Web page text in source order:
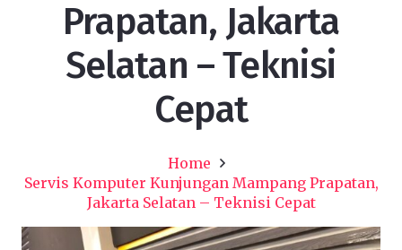
Prapatan, Jakarta
Selatan – Teknisi
Cepat
Home
Servis Komputer Kunjungan Mampang Prapatan,
Jakarta Selatan – Teknisi Cepat